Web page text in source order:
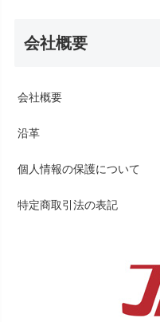
会社概要
会社概要
沿革
個人情報の保護について
特定商取引法の表記